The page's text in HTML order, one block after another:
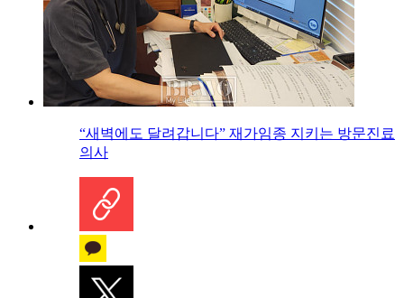
“새벽에도 달려갑니다” 재가임종 지키는 방문진료
의사